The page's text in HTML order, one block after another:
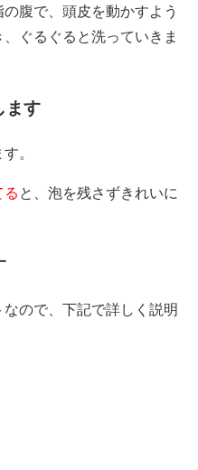
腹で、頭皮を動かすよう
ぐるぐると洗っていきま
ます
。
る と、泡を残さずきれいに
ので、下記で詳しく説明